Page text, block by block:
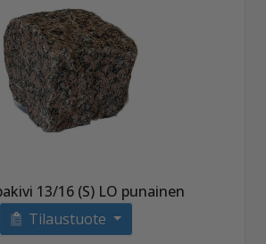
13/16 (S) LO punainen
Tilaustuote